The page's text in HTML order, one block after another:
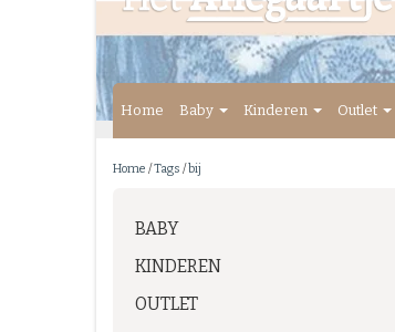
Home Baby Kinderen Outlet
Home /Tags /bij
BABY
KINDEREN
OUTLET